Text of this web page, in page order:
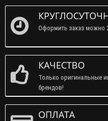
Оформить заказ можно
КАЧЕСТВО
Только оригинальные
брендов!
ОПЛАТА